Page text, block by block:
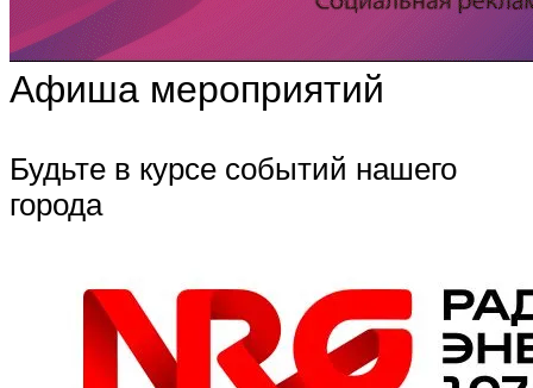
Афиша мероприятий
Будьте в курсе событий нашего
города